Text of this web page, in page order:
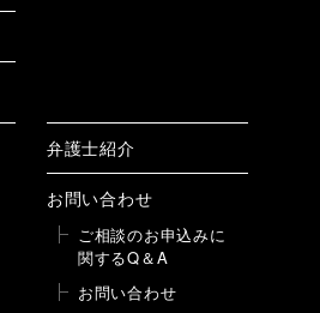
弁護士紹介
お問い合わせ
ご相談のお申込みに
関するQ＆A
お問い合わせ